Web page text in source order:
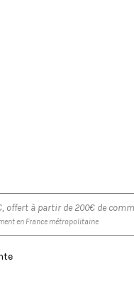
offert à partir de 200€ de
en France métropolitaine